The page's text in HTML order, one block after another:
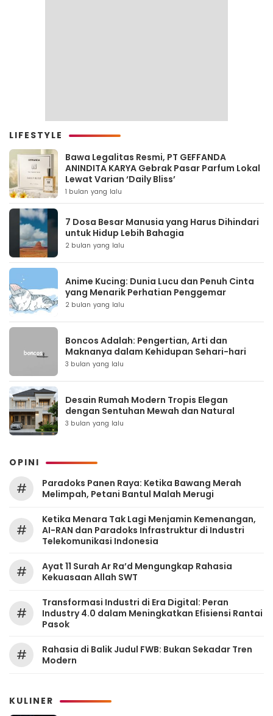
LIFESTYLE
Bawa Legalitas Resmi, PT GEFFANDA
ANINDITA KARYA Gebrak Pasar Parfum Lokal
Lewat Varian ‘Daily Bliss’
1 bulan yang lalu
7 Dosa Besar Manusia yang Harus Dihindari
untuk Hidup Lebih Bahagia
2 bulan yang lalu
Anime Kucing: Dunia Lucu dan Penuh Cinta
yang Menarik Perhatian Penggemar
2 bulan yang lalu
Boncos Adalah: Pengertian, Arti dan
Maknanya dalam Kehidupan Sehari-hari
3 bulan yang lalu
Desain Rumah Modern Tropis Elegan
dengan Sentuhan Mewah dan Natural
3 bulan yang lalu
OPINI
#
Paradoks Panen Raya: Ketika Bawang Merah
Melimpah, Petani Bantul Malah Merugi
#
Ketika Menara Tak Lagi Menjamin Kemenangan,
AI-RAN dan Paradoks Infrastruktur di Industri
Telekomunikasi Indonesia
#
Ayat 11 Surah Ar Ra’d Mengungkap Rahasia
Kekuasaan Allah SWT
#
Transformasi Industri di Era Digital: Peran
Industry 4.0 dalam Meningkatkan Efisiensi Rantai
Pasok
#
Rahasia di Balik Judul FWB: Bukan Sekadar Tren
Modern
KULINER